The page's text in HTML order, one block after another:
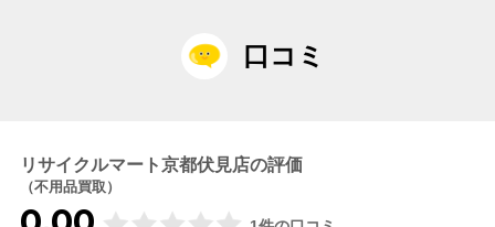
口コミ
リサイクルマート京都伏見店の評価
（不用品買取）